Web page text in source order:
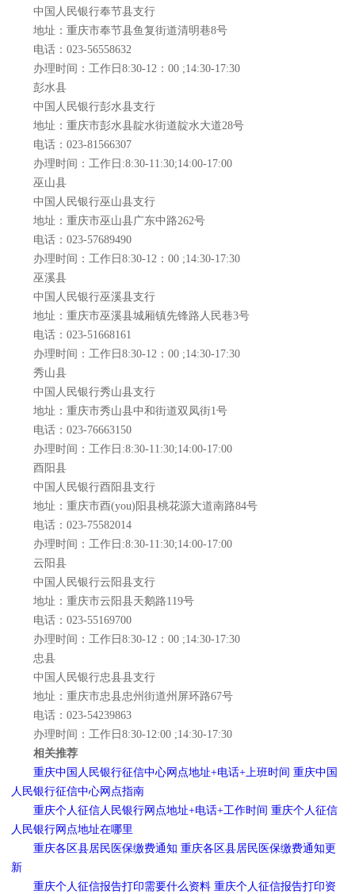
中国人民银行奉节县支行
地址：重庆市奉节县鱼复街道清明巷8号
电话：023-56558632
办理时间：工作日8:30-12：00 ;14:30-17:30
彭水县
中国人民银行彭水县支行
地址：重庆市彭水县靛水街道靛水大道28号
电话：023-81566307
办理时间：工作日:8:30-11:30;14:00-17:00
巫山县
中国人民银行巫山县支行
地址：重庆市巫山县广东中路262号
电话：023-57689490
办理时间：工作日8:30-12：00 ;14:30-17:30
巫溪县
中国人民银行巫溪县支行
地址：重庆市巫溪县城厢镇先锋路人民巷3号
电话：023-51668161
办理时间：工作日8:30-12：00 ;14:30-17:30
秀山县
中国人民银行秀山县支行
地址：重庆市秀山县中和街道双凤街1号
电话：023-76663150
办理时间：工作日:8:30-11:30;14:00-17:00
酉阳县
中国人民银行酉阳县支行
地址：重庆市酉(you)阳县桃花源大道南路84号
电话：023-75582014
办理时间：工作日:8:30-11:30;14:00-17:00
云阳县
中国人民银行云阳县支行
地址：重庆市云阳县天鹅路119号
电话：023-55169700
办理时间：工作日8:30-12：00 ;14:30-17:30
忠县
中国人民银行忠县县支行
地址：重庆市忠县忠州街道州屏环路67号
电话：023-54239863
办理时间：工作日8:30-12:00 ;14:30-17:30
相关推荐
重庆中国人民银行征信中心网点地址+电话+上班时间 重庆中国
人民银行征信中心网点指南
重庆个人征信人民银行网点地址+电话+工作时间 重庆个人征信
人民银行网点地址在哪里
重庆各区县居民医保缴费通知 重庆各区县居民医保缴费通知更
新
重庆个人征信报告打印需要什么资料 重庆个人征信报告打印资